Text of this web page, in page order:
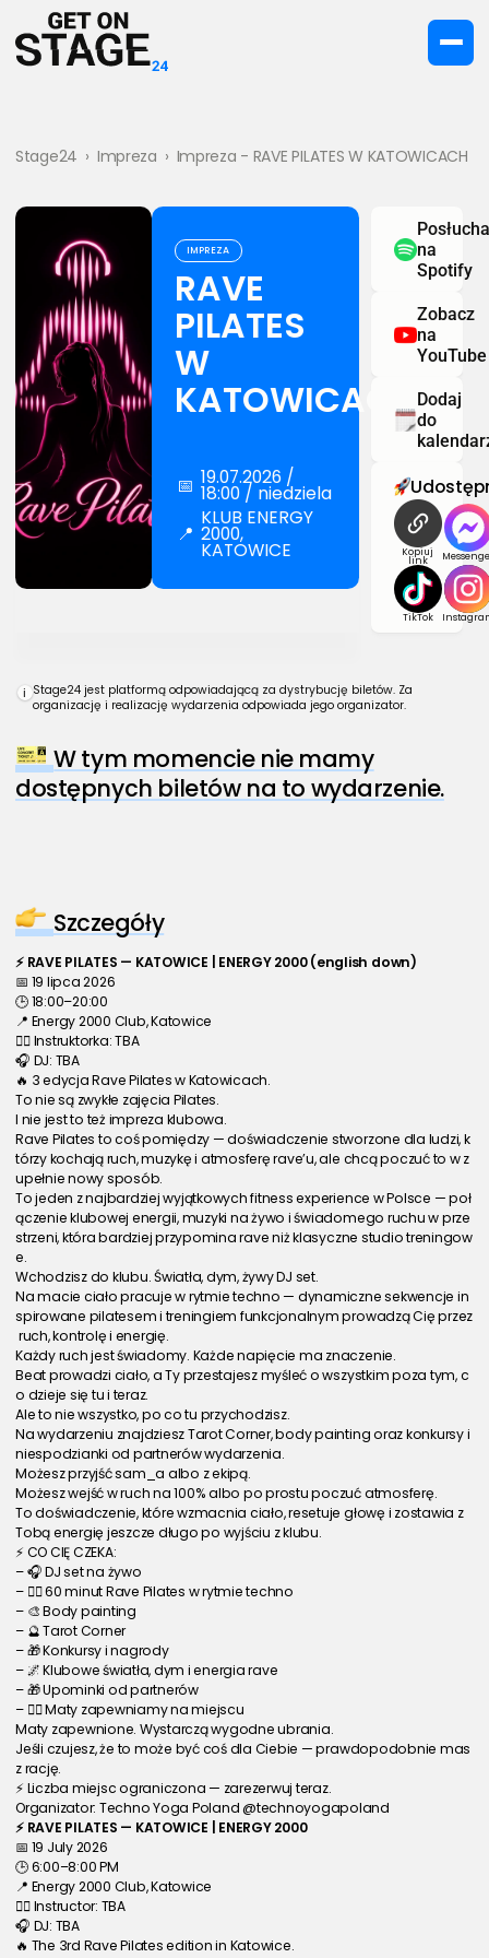
Stage24 › Impreza › Impreza - RAVE PILATES W KATOWICACH
IMPREZA
RAVE
PILATES
W
KATOWICACH
📅 19.07.2026 /
18:00 / niedziela
📍
KLUB ENERGY
2000,
KATOWICE
na
Spotify
Zobacz
na
YouTube
Dodaj
do
Kopiuj
link
TikTok
i Stage24 jest platformą odpowiadającą za dystrybucję biletów. Za
organizację i realizację wydarzenia odpowiada jego organizator.
W tym momencie nie mamy
dostępnych biletów na to wydarzenie.
Szczegóły
⚡ RAVE PILATES — KATOWICE | ENERGY 2000 (english down)
📅 19 lipca 2026
🕒 18:00–20:00
📍 Energy 2000 Club, Katowice
🧘‍♀️ Instruktorka: TBA
🎧 DJ: TBA
🔥 3 edycja Rave Pilates w Katowicach.
To nie są zwykłe zajęcia Pilates.
I nie jest to też impreza klubowa.
Rave Pilates to coś pomiędzy — doświadczenie stworzone dla ludzi, k
tórzy kochają ruch, muzykę i atmosferę rave’u, ale chcą poczuć to w z
upełnie nowy sposób.
To jeden z najbardziej wyjątkowych fitness experience w Polsce — poł
ączenie klubowej energii, muzyki na żywo i świadomego ruchu w prze
strzeni, która bardziej przypomina rave niż klasyczne studio treningow
e.
Wchodzisz do klubu. Światła, dym, żywy DJ set.
Na macie ciało pracuje w rytmie techno — dynamiczne sekwencje in
spirowane pilatesem i treningiem funkcjonalnym prowadzą Cię przez
ruch, kontrolę i energię.
Każdy ruch jest świadomy. Każde napięcie ma znaczenie.
Beat prowadzi ciało, a Ty przestajesz myśleć o wszystkim poza tym, c
o dzieje się tu i teraz.
Ale to nie wszystko, po co tu przychodzisz.
Na wydarzeniu znajdziesz Tarot Corner, body painting oraz konkursy i
niespodzianki od partnerów wydarzenia.
Możesz przyjść sam_a albo z ekipą.
Możesz wejść w ruch na 100% albo po prostu poczuć atmosferę.
To doświadczenie, które wzmacnia ciało, resetuje głowę i zostawia z
Tobą energię jeszcze długo po wyjściu z klubu.
⚡ CO CIĘ CZEKA:
– 🎧 DJ set na żywo
– 🧘‍♀️ 60 minut Rave Pilates w rytmie techno
– 🎨 Body painting
– 🔮 Tarot Corner
– 🎁 Konkursy i nagrody
– 🌌 Klubowe światła, dym i energia rave
– 🎁 Upominki od partnerów
– 🧘‍♂️ Maty zapewniamy na miejscu
Maty zapewnione. Wystarczą wygodne ubrania.
Jeśli czujesz, że to może być coś dla Ciebie — prawdopodobnie mas
z rację.
⚡ Liczba miejsc ograniczona — zarezerwuj teraz.
Organizator: Techno Yoga Poland @technoyogapoland
⚡ RAVE PILATES — KATOWICE | ENERGY 2000
📅 19 July 2026
🕒 6:00–8:00 PM
📍 Energy 2000 Club, Katowice
🧘‍♀️ Instructor: TBA
🎧 DJ: TBA
🔥 The 3rd Rave Pilates edition in Katowice.